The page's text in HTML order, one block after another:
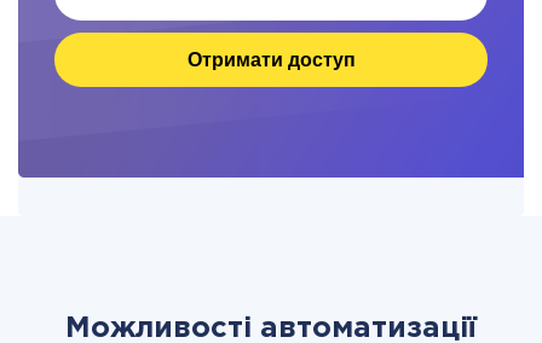
Отримати доступ
Можливості автоматизації